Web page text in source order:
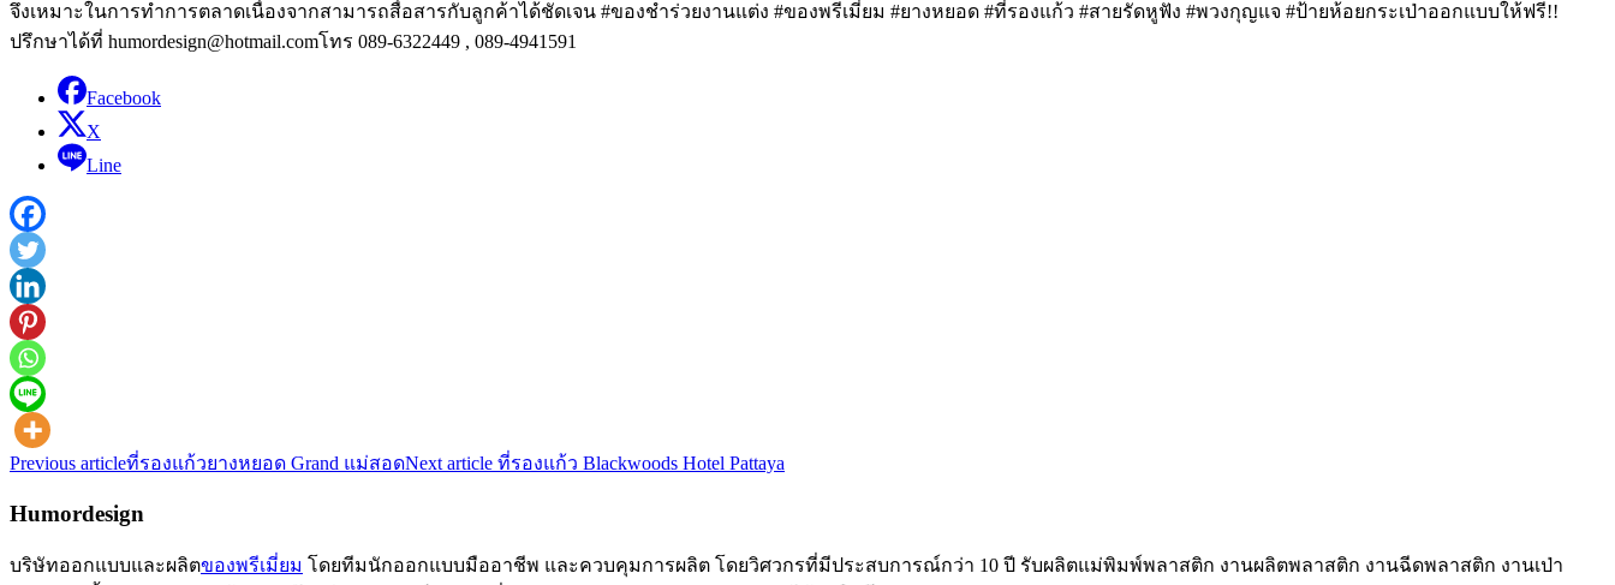
จึงเหมาะในการทำการตลาดเนื่องจากสามารถสื่อสารกับลูกค้าได้ชัดเจน #ของชำร่วยงานแต่ง #ของพรีเมี่ยม #ยางหยอด #ที่รองแก้ว #สายรัดหูฟัง #พวงกุญแจ #ป้ายห้อยกระเป่าออกแบบให้ฟรี!!
ปรึกษาได้ที่ humordesign@hotmail.comโทร 089-6322449 , 089-4941591
Facebook
X
Line
Previous articleที่รองแก้วยางหยอด Grand แม่สอดNext article ที่รองแก้ว Blackwoods Hotel Pattaya
Humordesign
บริษัทออกแบบและผลิตของพรีเมี่ยม โดยทีมนักออกแบบมืออาชีพ และควบคุมการผลิต โดยวิศวกรที่มีประสบการณ์กว่า 10 ปี รับผลิตแม่พิมพ์พลาสติก งานผลิตพลาสติก งานฉีดพลาสติก งานเป่า